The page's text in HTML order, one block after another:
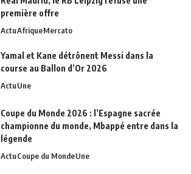
première offre
ActuAfriqueMercato
Yamal et Kane détrônent Messi dans la
course au Ballon d’Or 2026
ActuUne
Coupe du Monde 2026 : l’Espagne sacrée
championne du monde, Mbappé entre dans la
légende
ActuCoupe du MondeUne